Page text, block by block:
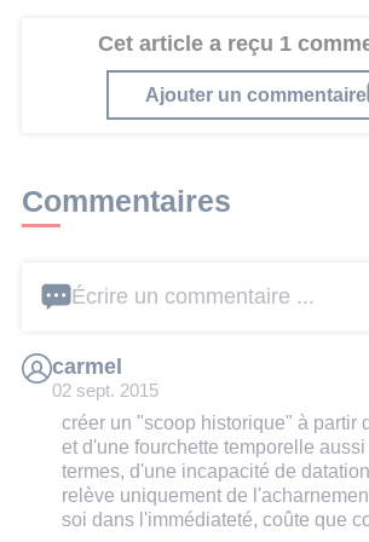
Cet article a reçu 1
Ajouter un commentaire
Commentaires
Écrire un commentaire ...
carmel
02 sept. 2015
créer un "scoop historique" à partir
et d'une fourchette temporelle
termes, d'une incapacité de
relève uniquement de
soi dans l'immédiateté, coûte que